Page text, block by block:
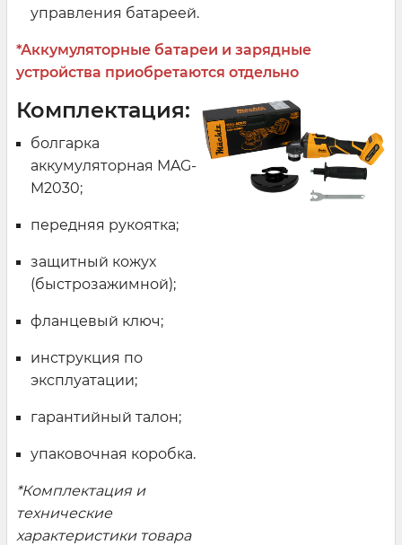
управления батареей.
*Аккумуляторные батареи и зарядные
устройства приобретаются отдельно
Комплектация:
болгарка
аккумуляторная MAG-
M2030;
передняя рукоятка;
защитный кожух
(быстрозажимной);
фланцевый ключ;
инструкция по
эксплуатации;
гарантийный талон;
упаковочная коробка.
*Комплектация и
технические
характеристики товара